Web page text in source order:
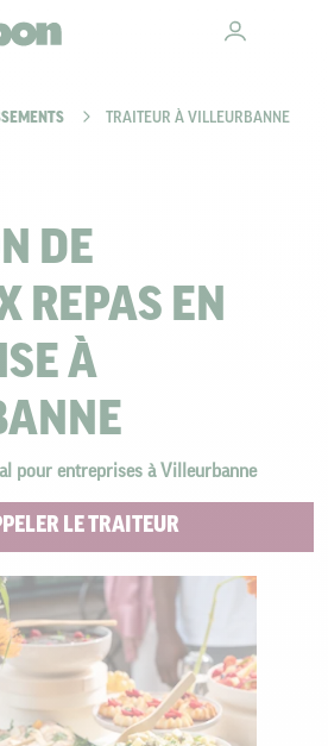
TRAITEUR À VILLEURBANNE
DE
REPAS EN
À
pour entreprises à Villeurbanne
LE TRAITEUR